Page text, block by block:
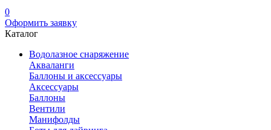
0
Оформить заявку
Каталог
Водолазное снаряжение
Акваланги
Баллоны и аксессуары
Аксессуары
Баллоны
Вентили
Манифолды